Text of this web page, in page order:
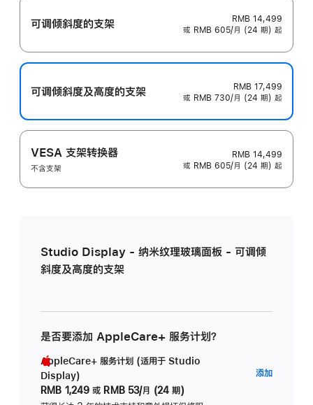
可调倾斜度的支架
RMB 14,499
或 RMB 605/月 (24 期) 起
可调倾斜度及高‍度的支‍架
RMB 17,499
或 RMB 730/月 (24 期) 起
VESA 支架转换器
不含支架
RMB 14,499
或 RMB 605/月 (24 期) 起
Studio Display - 纳米纹理玻璃面板 - 可调倾
斜度及高度的支架
是否要添加 AppleCare+ 服务计划？
AppleCare+ 服务计划 (适用于 Studio
Display)
RMB 1,249 或 RMB 53/月 (24 期)
添加